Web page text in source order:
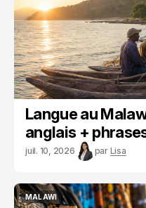
Langue au
anglais +
juil. 10, 2026 par Lisa
MALAWI